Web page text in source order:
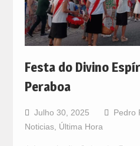
Festa do Divino
Peraboa
Julho 30, 2025 Pedro
Noticias, Última Hora